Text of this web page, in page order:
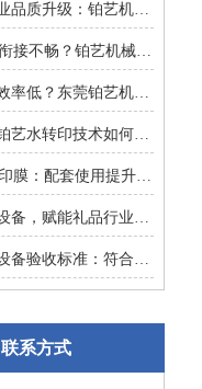
表面处理行业品质升级：铂艺机械水转印设备重塑装饰工艺新标准
喷涂 + 转印衔接不畅？铂艺机械：自动喷涂生产线 + 水转印设备，实现全流程自动化
水转印工艺效率低？东莞铂艺机械：整套水转印设备，适配多场景生产需求
深度解码：铂艺水转印技术如何重新定义曲面包装价值链
转印槽 + 转印膜：配套使用提升实验成功率-铂艺机械设备有限公司
单轴水转印设备，赋能礼品行业小批量定制：高效、省心、低成本-铂艺机械设备有限公司
整套水转印设备验收标准：符合行业质量规范是核心-铂艺机械设备有限公司
联系方式